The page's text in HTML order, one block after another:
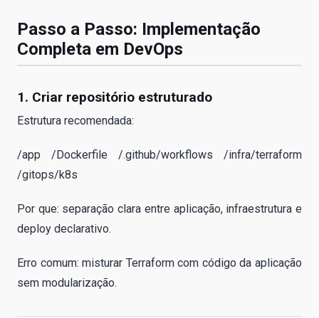
Passo a Passo: Implementação
Completa em DevOps
1. Criar repositório estruturado
Estrutura recomendada:
/app /Dockerfile /.github/workflows /infra/terraform
/gitops/k8s
Por que: separação clara entre aplicação, infraestrutura e
deploy declarativo.
Erro comum: misturar Terraform com código da aplicação
sem modularização.